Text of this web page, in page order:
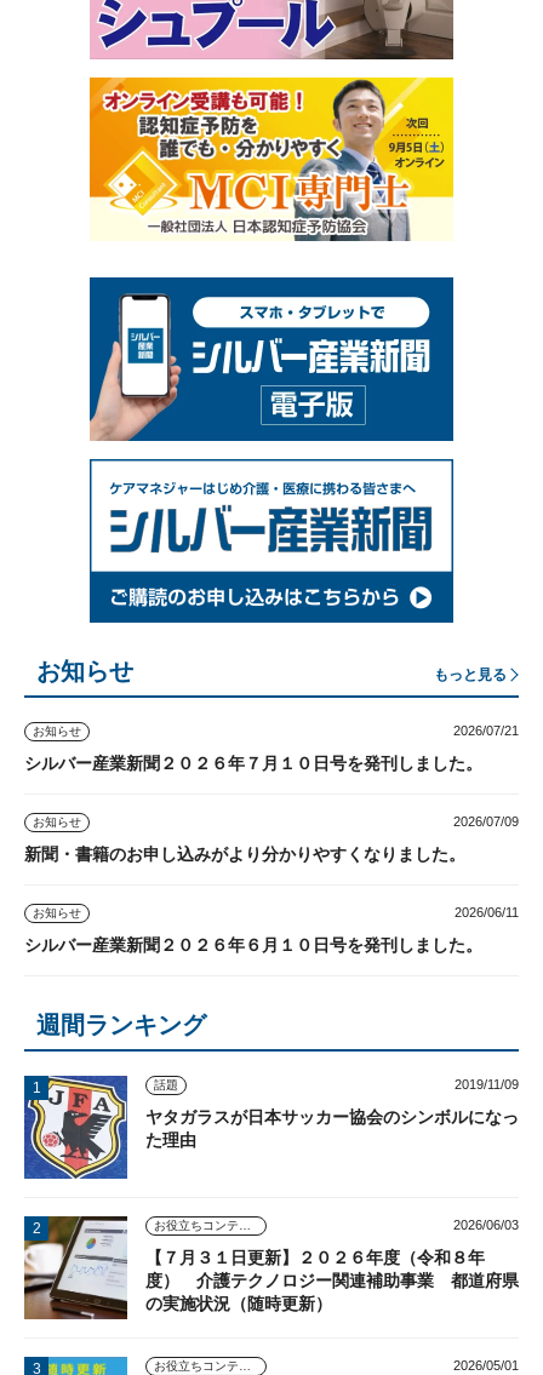
お知らせ もっと見る
お知らせ 2026/07/21
シルバー産業新聞２０２６年７月１０日号を発刊しました。
お知らせ 2026/07/09
新聞・書籍のお申し込みがより分かりやすくなりました。
お知らせ 2026/06/11
シルバー産業新聞２０２６年６月１０日号を発刊しました。
週間ランキング
話題 2019/11/09
ヤタガラスが日本サッカー協会のシンボルになっ
た理由
2026/06/03
【７月３１日更新】２０２６年度（令和８年
度） 介護テクノロジー関連補助事業 都道府県
の実施状況（随時更新）
2026/05/01